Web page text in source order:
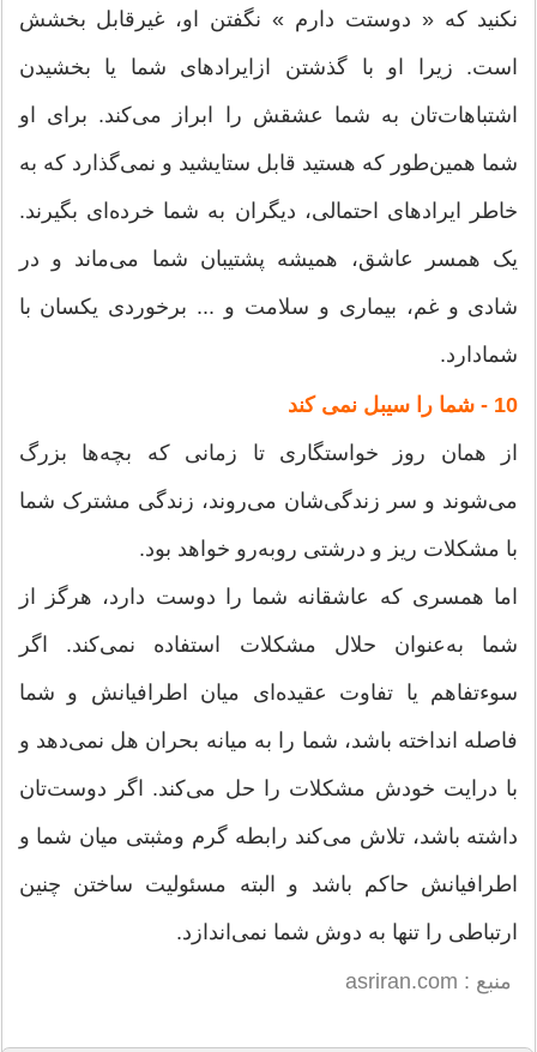
نکنید که « دوستت دارم » نگفتن او، غیرقابل بخشش
است. زیرا او با گذشتن ازایراد‌های شما یا بخشیدن
اشتباهات‌تان به شما عشقش را ابراز می‌کند. برای او
شما همین‌طور که هستید قابل ستایشید و نمی‌گذارد که به
خاطر ایرادهای احتمالی، دیگران به شما خرده‌ای بگیرند.
یک همسر عاشق، همیشه پشتیبان شما می‌ماند و در
شادی و غم، بیماری و سلامت و ... برخوردی یکسان با
شمادارد.
10 - شما را سیبل نمی‌ کند
از همان روز خواستگاری تا زمانی که بچه‌ها بزرگ
می‌شوند و سر زندگی‌شان می‌روند، زندگی مشترک شما
با مشکلات ریز و درشتی روبه‌رو خواهد بود.
اما همسری که عاشقانه شما را دوست دارد، هرگز از
شما به‌عنوان حلال مشکلات استفاده نمی‌کند. اگر
سوءتفاهم یا تفاوت عقیده‌ای میان اطرافیانش و شما
فاصله انداخته باشد، شما را به میانه بحران هل نمی‌دهد و
با درایت خودش مشکلات را حل می‌کند. اگر دوست‌تان
داشته باشد،‌ تلاش می‌کند رابطه گرم ومثبتی میان شما و
اطرافیانش حاکم باشد و البته مسئولیت ساختن چنین
ارتباطی را تنها به دوش شما نمی‌اندازد.
منبع : asriran.com